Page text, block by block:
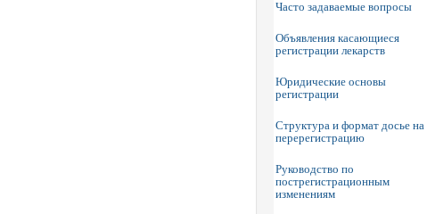
Часто задаваемые вопросы
Объявления касающиеся
регистрации лекарств
Юридические основы
регистрации
Структура и формат досье на
перерегистрацию
Руководство по
пострегистрационным
изменениям